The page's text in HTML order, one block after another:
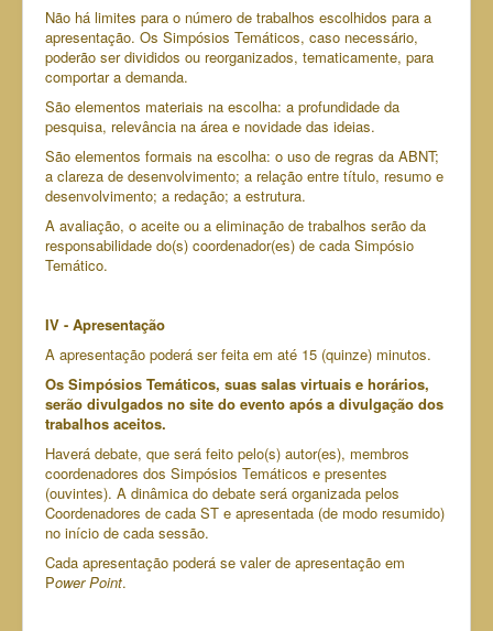
Não há limites para o número de trabalhos escolhidos para a
apresentação. Os Simpósios Temáticos, caso necessário,
poderão ser divididos ou reorganizados, tematicamente, para
comportar a demanda.
São elementos materiais na escolha: a profundidade da
pesquisa, relevância na área e novidade das ideias.
São elementos formais na escolha: o uso de regras da ABNT;
a clareza de desenvolvimento; a relação entre título, resumo e
desenvolvimento; a redação; a estrutura.
A avaliação, o aceite ou a eliminação de trabalhos serão da
responsabilidade do(s) coordenador(es) de cada Simpósio
Temático.
IV - Apresentação
A apresentação poderá ser feita em até 15 (quinze) minutos.
Os Simpósios Temáticos, suas salas virtuais e horários,
serão divulgados no site do evento após a divulgação dos
trabalhos aceitos.
Haverá debate, que será feito pelo(s) autor(es), membros
coordenadores dos Simpósios Temáticos e presentes
(ouvintes). A dinâmica do debate será organizada pelos
Coordenadores de cada ST e apresentada (de modo resumido)
no início de cada sessão.
Cada apresentação poderá se valer de apresentação em
Power Point.